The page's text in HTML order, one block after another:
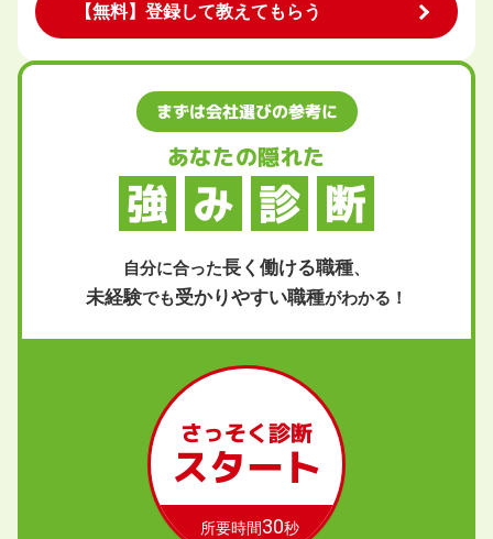
【無料】登録して教えてもらう
まずは会社選びの参考に
あなたの隠れた
強 み 診 断
自分に合った長く働ける職種、
未経験でも受かりやすい職種がわかる！
さっそく診断
スタート
所要時間30秒